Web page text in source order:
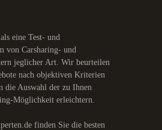
eine Test- und
von Carsharing- und
jeglicher Art. Wir beurteilen
nach objektiven Kriterien
die Auswahl der zu Ihnen
Möglichkeit erleichtern.
finden Sie die besten